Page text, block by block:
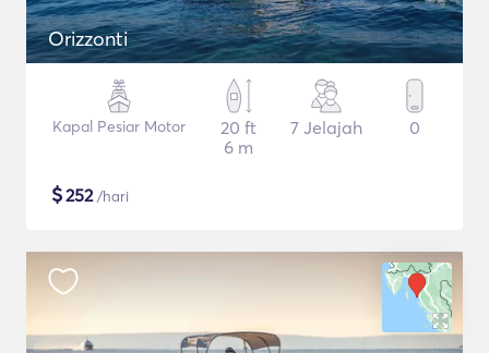
Orizzonti
Kapal Pesiar Motor
20 ft
6 m
7 Jelajah 0
$252/hari